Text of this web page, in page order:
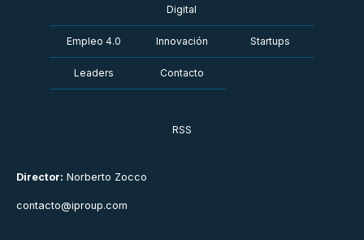
Director: Norberto Zocco
contacto@iproup.com
Digital
Empleo 4.0 Innovación Startups
Leaders Contacto
RSS